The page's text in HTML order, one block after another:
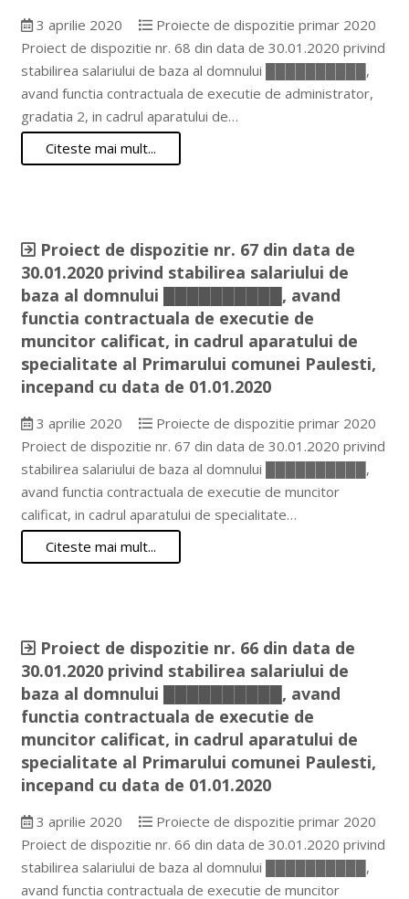
3 aprilie 2020
Proiecte de dispozitie primar 2020
Proiect de dispozitie nr. 68 din data de 30.01.2020 privind
stabilirea salariului de baza al domnului ██████████,
avand functia contractuala de executie de administrator,
gradatia 2, in cadrul aparatului de…
Citeste mai mult...
Proiect de dispozitie nr. 67 din data de
30.01.2020 privind stabilirea salariului de
baza al domnului ██████████, avand
functia contractuala de executie de
muncitor calificat, in cadrul aparatului de
specialitate al Primarului comunei Paulesti,
incepand cu data de 01.01.2020
3 aprilie 2020
Proiecte de dispozitie primar 2020
Proiect de dispozitie nr. 67 din data de 30.01.2020 privind
stabilirea salariului de baza al domnului ██████████,
avand functia contractuala de executie de muncitor
calificat, in cadrul aparatului de specialitate…
Citeste mai mult...
Proiect de dispozitie nr. 66 din data de
30.01.2020 privind stabilirea salariului de
baza al domnului ██████████, avand
functia contractuala de executie de
muncitor calificat, in cadrul aparatului de
specialitate al Primarului comunei Paulesti,
incepand cu data de 01.01.2020
3 aprilie 2020
Proiecte de dispozitie primar 2020
Proiect de dispozitie nr. 66 din data de 30.01.2020 privind
stabilirea salariului de baza al domnului ██████████,
avand functia contractuala de executie de muncitor